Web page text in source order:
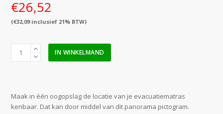
€26,52
(€32,09inclusief 21% BTW)
CAPEPLUS
(
Dutch
IN WINKELMAND
Maak in één oogopslag de locatie van je evacuatiematras
kenbaar. Dat kan door middel van dit panorama pictogram.